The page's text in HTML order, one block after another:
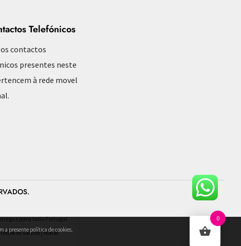
Telefónicos
contactos
presentes neste
à rede movel
para todo Portugal.
os santos|Natal
0
a presente política de cookies.